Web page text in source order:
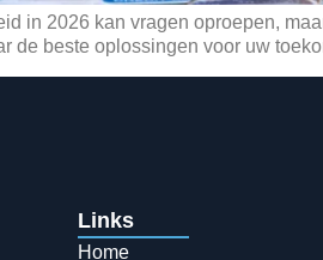
in 2026 kan vragen oproepen,
de beste oplossingen voor uw
Links
Home